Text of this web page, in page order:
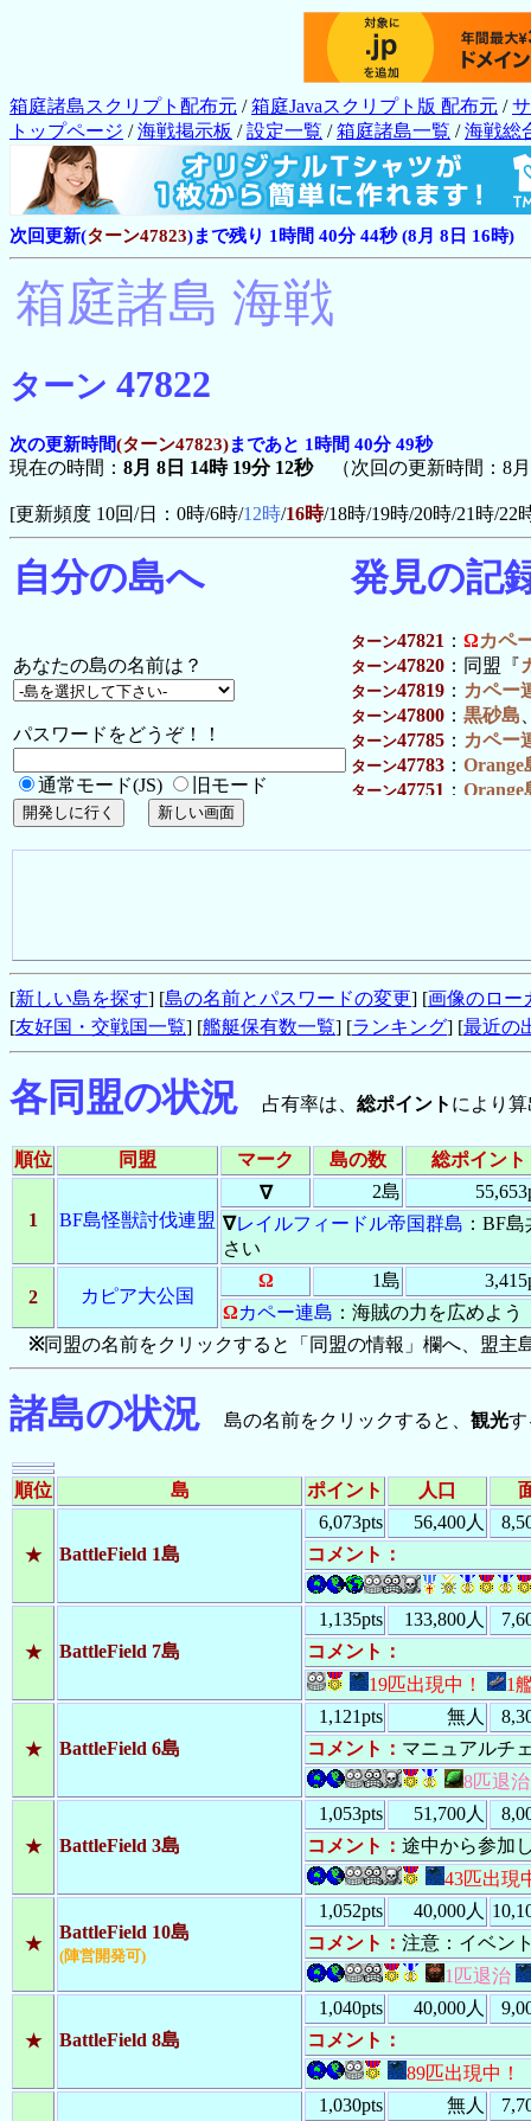
箱庭諸島スクリプト配布元 /箱庭Javaスクリプト版 配布元 /
トップページ /海戦掲示板 /設定一覧 /箱庭諸島一覧 /海戦総
次回更新(ターン47823)まで残り 1時間 40分 43秒 (8月 8日 16時)
箱庭諸島 海戦
ターン 47822
次の更新時間(ターン47823)まであと 1時間 40分 49秒
現在の時間： 8月 8日 14時 19分 12秒（次回の更新時間：8月
[更新頻度 10回/日：0時/6時/12時/16時/18時/19時/20時/21時/22
自分の島へ
あなたの島の名前は？
パスワードをどうぞ！！
通常モード(JS) 旧モード
発見の記
ターン47821 ： Ωカペ
ターン47820 ：同盟『
ターン47819 ： カペー
ターン47800 ： 黒砂島
ターン47785 ： カペー
ターン47783 ： Orange
ターン47751 ： Orange
ターン47637：カペー
ターン47607： カペー
ターン 47606：タダノ
ターン47600：黒砂島
ターン
ターン47584：test'島
ターン 47582：test'島
ターン47582 *島が
ターン47581：カペー
47546 ： カペー
ターン47546：カペー
ターン47543 南の島
ターン47536：カペー
ターン47500 ： 黒砂島
ターン
ターン47400： 黒砂島
47357 カペー
ターン 47233： カペー
ターン47200：黒砂島
ターン47152：タダノ
ターン
ターン47126：カペー
ターン47124：カペー
ターン47123：カペー
ターン
ターン47100： 黒砂島
ターン 47062：カペー
ターン47035：カペー
ターン47000：黒砂島
ターン46965 ：カペー
ターン 46920：カペー
ターン46900：黒砂島
ターン46885：カペー
ターン46800：黒砂島
ターン 46700：黒砂島
ターン46600：黒砂島
ターン46575：島鳥島
ターン46574：島鳥島
ターン 46500：黒砂島
ターン46400：黒砂島
ターン46300：黒砂島
ターン46213：山梨島
ターン ：黒砂島
[新しい島を探す] [島の名前とパスワードの変更] [画像のロー
[友好国・交戦国一覧] [艦艇保有数一覧] [ランキング] [最近の
各同盟の状況 占有率は、 総ポイント により
順位 同盟 マーク 島の数 総ポイント
1 BF島怪獣討伐連盟
∇ 2島
∇レイルフィードル帝国群島 ：BF
さい
2 カピア大公国
Ω 1島
Ωカペー連島 ：海賊の力を広めよう
※同盟の名前をクリックすると「同盟の情報」欄へ、盟
諸島の状況 島の名前をクリックすると、 観光す
順位 島 ポイント 人口
★ BattleField 1島
6,073pts 56,400人
コメント：
★ BattleField 7島
1,135pts 133,800人
コメント：
19匹出現中！
1
★ BattleField 6島
1,121pts 無人
コメント： マニュアルチ
8匹退治
★ BattleField 3島
1,053pts 51,700人
コメント： 途中から参加
43匹出現
★
BattleField 10島
(陣営開発可)
1,052pts 40,000人
コメント： 注意：イベン
1匹退治
★ BattleField 8島
1,040pts 40,000人
コメント：
89匹出現中！
1,030pts 無人